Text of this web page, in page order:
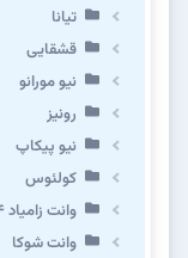
تیانا
قشقایی
نیو مورانو
رونیز
نیو پیکاپ
كولئوس
وانت زامیاد Z24
وانت شوکا